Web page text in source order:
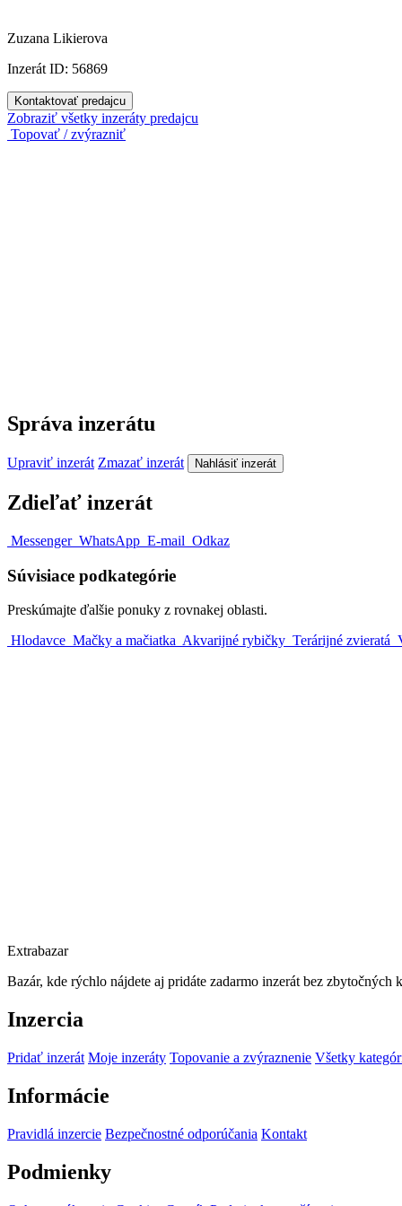
Zuzana Likierova
Inzerát ID: 56869
Kontaktovať predajcu
Zobraziť všetky inzeráty predajcu
Topovať / zvýrazniť
Správa inzerátu
Upraviť inzerát Zmazať inzerát Nahlásiť inzerát
Zdieľať inzerát
Messenger WhatsApp E-mail Odkaz
Súvisiace podkategórie
Preskúmajte ďalšie ponuky z rovnakej oblasti.
Hlodavce Mačky a mačiatka Akvarijné rybičky Terárijné zvieratá
Extrabazar
Bazár, kde rýchlo nájdete aj pridáte zadarmo inzerát bez zbytočných
Inzercia
Pridať inzerát Moje inzeráty Topovanie a zvýraznenie Všetky
Informácie
Pravidlá inzercie Bezpečnostné odporúčania Kontakt
Podmienky